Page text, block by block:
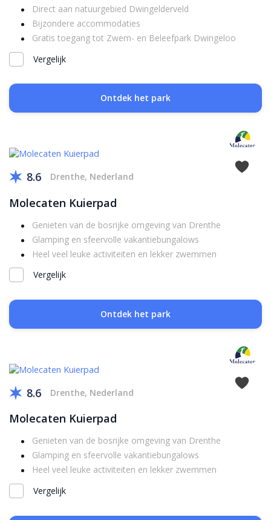
Direct aan natuurgebied Dwingelderveld
Bijzondere accommodaties
Gratis toegang tot Zwem- en Beleefpark Dwingeloo
Vergelijk
Ontdek het park
8.6 Drenthe, Nederland
Molecaten Kuierpad
Genieten van de bosrijke omgeving van Drenthe
Glamping en sfeervolle vakantiebungalows
Heel veel leuke activiteiten en lekker zwemmen
Vergelijk
Ontdek het park
8.6 Drenthe, Nederland
Molecaten Kuierpad
Genieten van de bosrijke omgeving van Drenthe
Glamping en sfeervolle vakantiebungalows
Heel veel leuke activiteiten en lekker zwemmen
Vergelijk